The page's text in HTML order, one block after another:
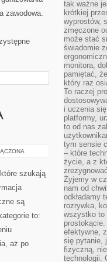
zawodowa.
szukają
są
to:
aż po
tak ważne
krótkiej
wyprostów,
zmęczone
może stać
świadomie
monitora,
pamiętać,
który raz
To raczej
i uczenia
platformy,
to od nas
tym sensie
– które
życie, a z
Żyjemy w
nam od
odkładamy
rozrywka,
wszystko to
efektywne,
się pytanie,
fizyczną,
technologii.